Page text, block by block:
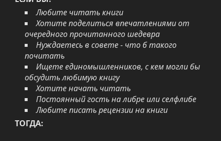
Любите читать книги
Хотите поделиться впечатлениями от
очередного прочитанного шедевра
Нуждаетесь в совете - что б такого
почитать
Ищете единомышленников, с кем могли бы
обсудить любимую книгу
Хотите начать читать
Постоянный гость на либре или селфлибе
Любите писать рецензии на книги
ТОГДА: